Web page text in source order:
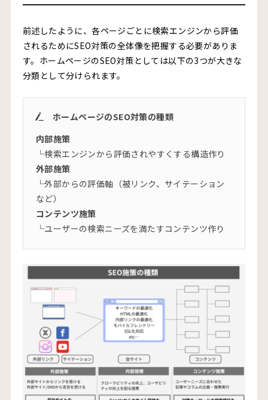
前述したように、各ページごとに検索エンジンから評価
されるためにSEO対策の全体像を把握する必要がありま
す。ホームページのSEO対策としては以下の3つが大きな
分類として分けられます。
ホームページのSEO対策の種類
内部施策
└検索エンジンから評価されやすくする構造作り
外部施策
└外部からの評価軸（被リンク、サイテーション
など）
コンテンツ施策
└ユーザーの検索ニーズを満たすコンテンツ作り